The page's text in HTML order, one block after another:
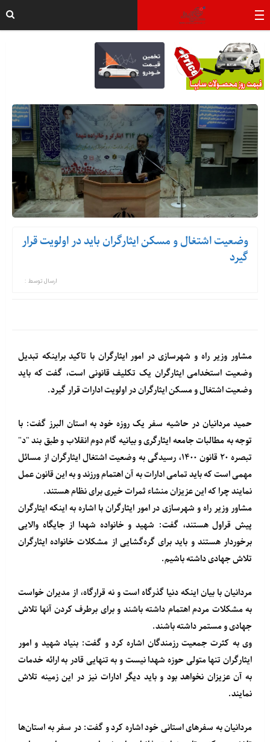
وضعیت اشتغال و مسکن ایثارگران باید در اولویت قرار
گیرد
ارسال توسط :
مشاور وزیر راه و شهرسازی در امور ایثارگران با تاکید براینکه تبدیل
وضعیت استخدامی ایثارگران یک تکلیف قانونی است، گفت که باید
وضعیت اشتغال و مسکن ایثارگران در اولویت ادارات قرار گیرد.
حمید مردانیان در حاشیه سفر یک روزه خود به استان البرز گفت: با
توجه به مطالبات جامعه ایثارگری و بیانیه گام دوم انقلاب و طبق بند "د"
تبصره ۲۰ قانون ۱۴۰۰، رسیدگی به وضعیت اشتغال ایثارگران از مسائل
مهمی است که باید تمامی ادارات به آن اهتمام ورزند و به این قانون عمل
نمایند چرا که این عزیزان منشاء ثمرات خیری برای نظام هستند.
مشاور وزیر راه و شهرسازی در امور ایثارگران با اشاره به اینکه ایثارگران
پیش قراول هستند، گفت: شهید و خانواده شهدا از جایگاه والایی
برخوردار هستند و باید برای گره‌گشایی از مشکلات خانواده ایثارگران
تلاش جهادی داشته باشیم.
مردانیان با بیان اینکه دنیا گذرگاه است و نه قرارگاه، از مدیران خواست
به مشکلات مردم اهتمام داشته باشند و برای برطرف کردن آنها تلاش
جهادی و مستمر داشته باشند.
وی به کثرت جمعیت رزمندگان اشاره کرد و گفت: بنیاد شهید و امور
ایثارگران تنها متولی حوزه شهدا نیست و به تنهایی قادر به ارائه خدمات
به آن عزیزان نخواهد بود و باید دیگر ادارات نیز در این زمینه تلاش
نمایند.
مردانیان به سفرهای استانی خود اشاره کرد و گفت: در سفر به استان‌ها